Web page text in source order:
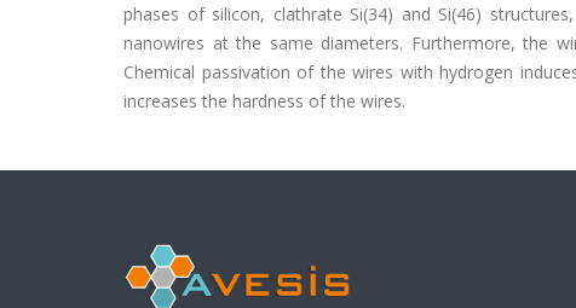
phases of silicon, clathrate Si(34) and Si(46)
nanowires at the same diameters. Furthermore, the
Chemical passivation of the wires with hydrogen
increases the hardness of the wires.